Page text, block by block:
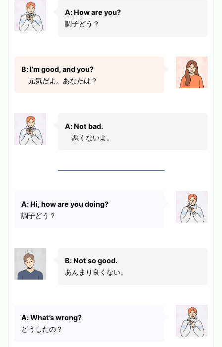
A: How are you?
調子どう？
B: I’m good, and you?
元気だよ。あなたは？
A: Not bad.
悪くないよ。
A: Hi, how are you doing?
調子どう？
B: Not so good.
あんまり良くない。
A: What’s wrong?
どうしたの？